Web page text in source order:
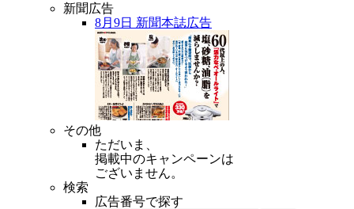
新聞広告
8月9日 新聞本誌広告
その他
ただいま、
掲載中のキャンペーンは
ございません。
検索
広告番号で探す